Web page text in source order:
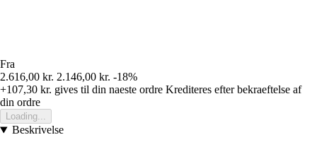
Fra
2.616,00 kr. 2.146,00 kr. -18%
+107,30 kr. gives til din naeste ordre Krediteres efter bekraeftelse af
din ordre
Loading...
Beskrivelse